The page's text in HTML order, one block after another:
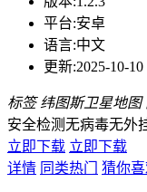
平台:安卓
语言:中文
更新:2025-10-
标签 纬图斯卫星地图
安全检测无病毒无外
立即下载 立即下载
详情 同类热门 猜你